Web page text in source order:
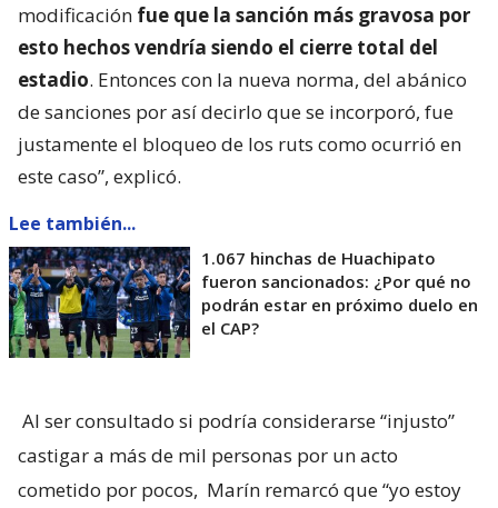
modificación fue que la sanción más gravosa por
esto hechos vendría siendo el cierre total del
estadio. Entonces con la nueva norma, del abánico
de sanciones por así decirlo que se incorporó, fue
justamente el bloqueo de los ruts como ocurrió en
este caso”, explicó.
Lee también...
1.067 hinchas de Huachipato
fueron sancionados: ¿Por qué no
podrán estar en próximo duelo en
el CAP?
Al ser consultado si podría considerarse “injusto”
castigar a más de mil personas por un acto
cometido por pocos, Marín remarcó que “yo estoy